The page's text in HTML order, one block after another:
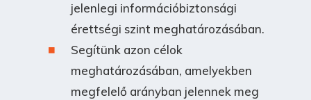
jelenlegi információbiztonsági
érettségi szint meghatározásában.
Segítünk azon célok
meghatározásában, amelyekben
megfelelő arányban jelennek meg